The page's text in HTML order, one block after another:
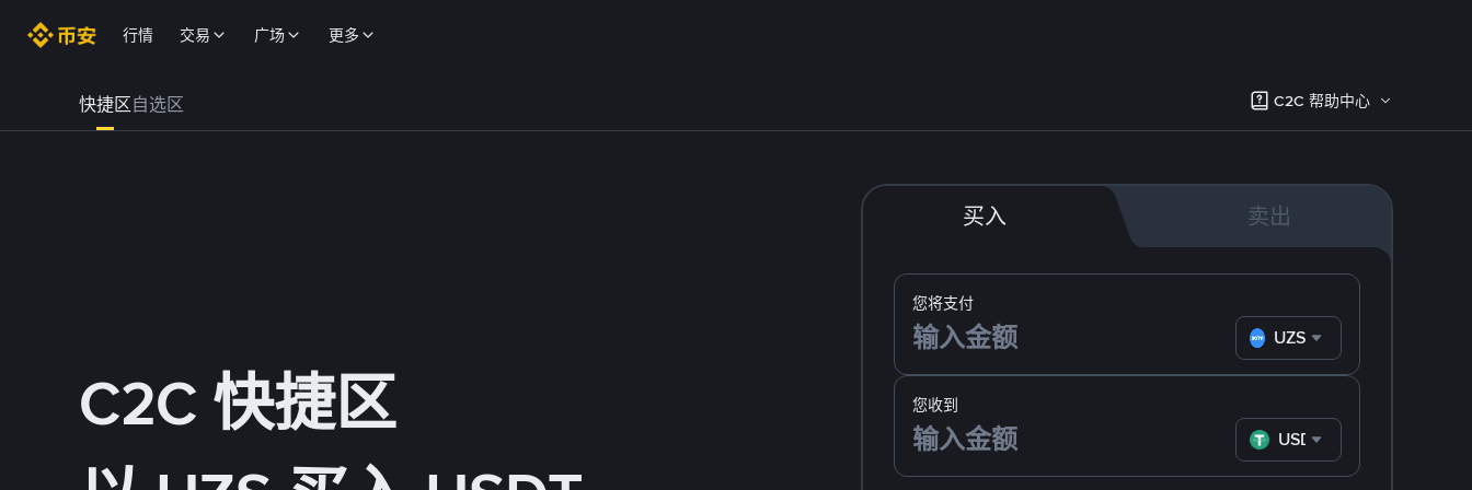
行情 交易 广场 更多
快捷区自选区 C2C 帮助中心
C2C 快捷区
买入 卖出
您将支付
UZS
您收到
USDT